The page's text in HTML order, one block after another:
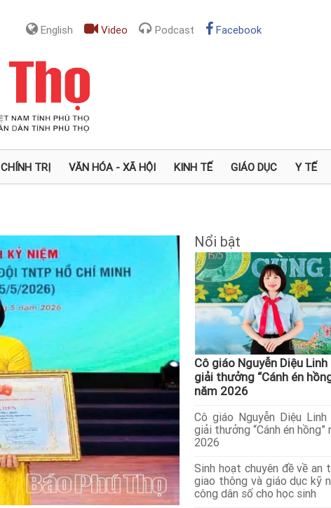
English Video Podcast Facebook
CHÍNH TRỊ VĂN HÓA - XÃ HỘI KINH TẾ GIÁO DỤC Y TẾ
Nổi bật
Cô giáo Nguyễn Diệu
giải thưởng “Cánh én
năm 2026
Cô giáo Nguyễn Diệu
giải thưởng “Cánh én hồng”
2026
Sinh hoạt chuyên đề về an
giao thông và giáo dục kỹ
công dân số cho học sinh